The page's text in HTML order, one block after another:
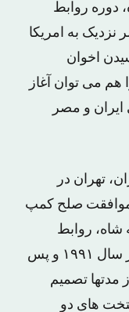
دوره روابط
نزدیک به امریکا
اخوان
در مصر در سال ۲۰۱۱ را هم می توان آغاز
ایران و مصر
تهران در
موافقت صلح کمپ
به شاه، روابط
دیپلماتیک را با مصر قطع کرد اما در سال ۱۹۹۱ و پس
مدتها تصمیم
های دو